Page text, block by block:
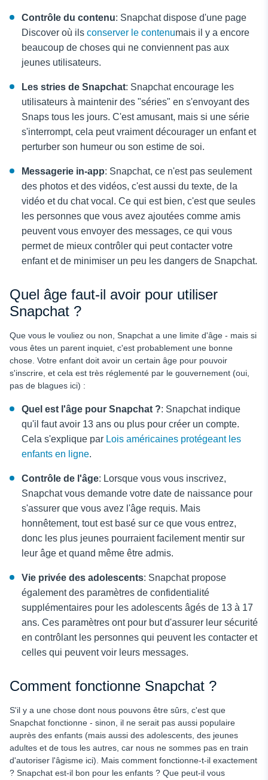
Contrôle du contenu: Snapchat dispose d'une page
Discover où ils conserver le contenumais il y a encore
beaucoup de choses qui ne conviennent pas aux
jeunes utilisateurs.
Les stries de Snapchat: Snapchat encourage les
utilisateurs à maintenir des "séries" en s'envoyant des
Snaps tous les jours. C'est amusant, mais si une série
s'interrompt, cela peut vraiment décourager un enfant et
perturber son humeur ou son estime de soi.
Messagerie in-app: Snapchat, ce n'est pas seulement
des photos et des vidéos, c'est aussi du texte, de la
vidéo et du chat vocal. Ce qui est bien, c'est que seules
les personnes que vous avez ajoutées comme amis
peuvent vous envoyer des messages, ce qui vous
permet de mieux contrôler qui peut contacter votre
enfant et de minimiser un peu les dangers de Snapchat.
Quel âge faut-il avoir pour utiliser
Snapchat ?
Que vous le vouliez ou non, Snapchat a une limite d'âge - mais si
vous êtes un parent inquiet, c'est probablement une bonne
chose. Votre enfant doit avoir un certain âge pour pouvoir
s'inscrire, et cela est très réglementé par le gouvernement (oui,
pas de blagues ici) :
Quel est l'âge pour Snapchat ?: Snapchat indique
qu'il faut avoir 13 ans ou plus pour créer un compte.
Cela s'explique par Lois américaines protégeant les
enfants en ligne.
Contrôle de l'âge: Lorsque vous vous inscrivez,
Snapchat vous demande votre date de naissance pour
s'assurer que vous avez l'âge requis. Mais
honnêtement, tout est basé sur ce que vous entrez,
donc les plus jeunes pourraient facilement mentir sur
leur âge et quand même être admis.
Vie privée des adolescents: Snapchat propose
également des paramètres de confidentialité
supplémentaires pour les adolescents âgés de 13 à 17
ans. Ces paramètres ont pour but d'assurer leur sécurité
en contrôlant les personnes qui peuvent les contacter et
celles qui peuvent voir leurs messages.
Comment fonctionne Snapchat ?
S'il y a une chose dont nous pouvons être sûrs, c'est que
Snapchat fonctionne - sinon, il ne serait pas aussi populaire
auprès des enfants (mais aussi des adolescents, des jeunes
adultes et de tous les autres, car nous ne sommes pas en train
d'autoriser l'âgisme ici). Mais comment fonctionne-t-il exactement
? Snapchat est-il bon pour les enfants ? Que peut-il vous